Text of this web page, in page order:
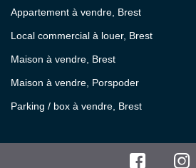
Appartement à vendre, Brest
Local commercial à louer, Brest
Maison à vendre, Brest
Maison à vendre, Porspoder
Parking / box à vendre, Brest